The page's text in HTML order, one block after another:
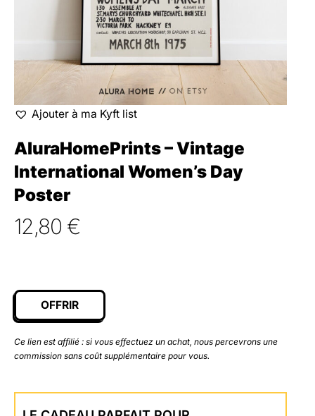
Ajouter à ma Kyft list
AluraHomePrints – Vintage
International Women’s Day
Poster
12,80 €
OFFRIR
Ce lien est affilié : si vous effectuez un achat, nous percevrons une
commission sans coût supplémentaire pour vous.